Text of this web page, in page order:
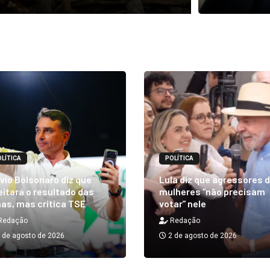
Bolsonaro diz que
o resultado das
mas critica TSE
de agosto de 2026
POLÍTICA
Lula diz que agressores
mulheres “não precisam
votar” nele
Redação
2 de agosto de 2026